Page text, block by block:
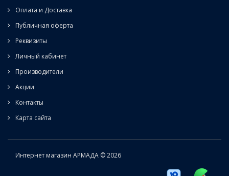
Оплата и Доставка
Публичная оферта
Реквизиты
Личный кабинет
Производители
Акции
Контакты
Карта сайта
Интернет магазин АРМАДА © 2026